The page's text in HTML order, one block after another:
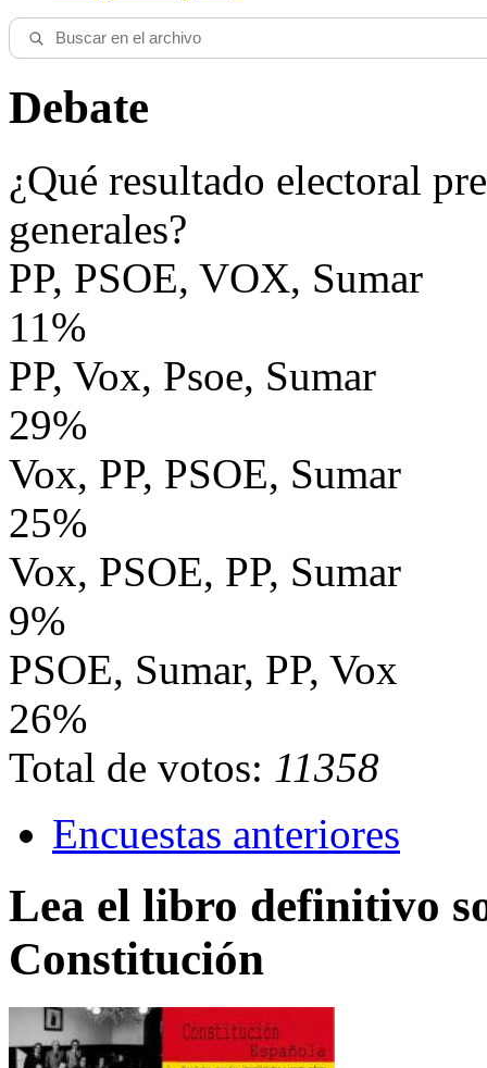
Debate
¿Qué resultado electoral
generales?
PP, PSOE, VOX, Sumar
11%
PP, Vox, Psoe, Sumar
29%
Vox, PP, PSOE, Sumar
25%
Vox, PSOE, PP, Sumar
9%
PSOE, Sumar, PP, Vox
26%
Total de votos: 11358
Encuestas anteriores
Lea el libro definitivo
Constitución